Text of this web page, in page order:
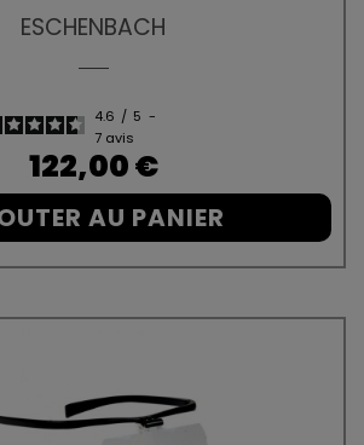
ESCHENBACH
4.6 / 5 -
7 avis
Prix
122,00 €
AU PANIER